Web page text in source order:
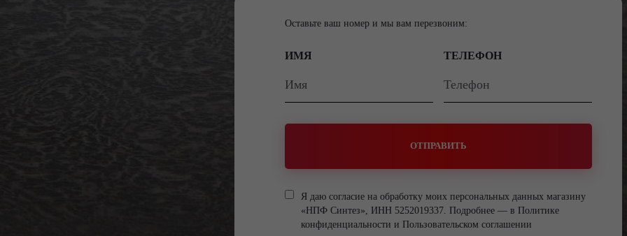
Оставьте ваш номер и мы вам перезвоним:
ИМЯ ТЕЛЕФОН
ОТПРАВИТЬ
Я даю согласие на обработку моих персональных данных магазину
«НПФ Синтез», ИНН 5252019337. Подробнее — в Политике
конфиденциальности и Пользовательском соглашении